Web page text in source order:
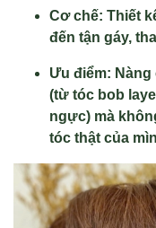
Cơ chế: Thiết
đến tận gáy,
Ưu điểm:
(từ tóc bob
ngực) mà
tóc thật của